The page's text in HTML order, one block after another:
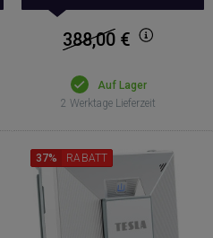
388,00 €
Auf Lager
2 Werktage Lieferzeit
37% RABATT